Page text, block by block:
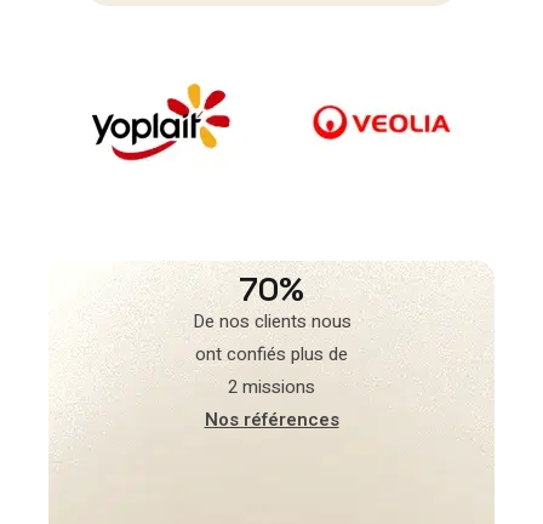
70%
De nos clients nous
ont confiés plus de
2 missions
Nos références